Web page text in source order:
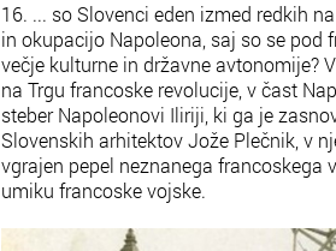
16. ... so Slovenci eden izmed redkih
in okupacijo Napoleona, saj so se pod
večje kulturne in državne avtonomije?
na Trgu francoske revolucije, v čast
steber Napoleonovi Iliriji, ki ga je
Slovenskih arhitektov Jože Plečnik, v
vgrajen pepel neznanega francoskega
umiku francoske vojske.